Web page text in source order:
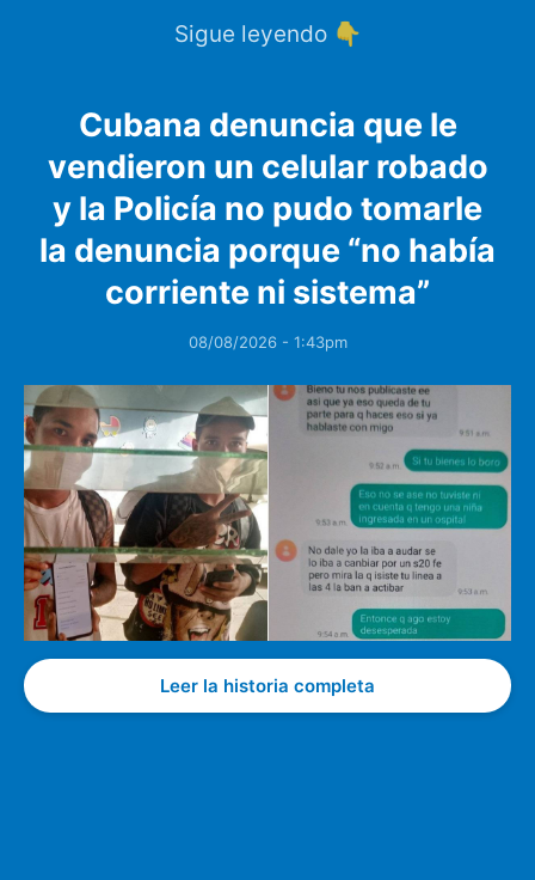
Sigue leyendo 👇